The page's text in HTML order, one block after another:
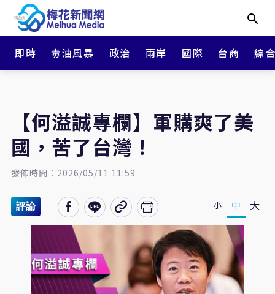
即時 毒油風暴 政治 兩岸 國際 台商 綜
【何溢誠專欄】軍購爽了美
國，苦了台灣！
發佈時間：2026/05/11 11:59
評論 小 中 大